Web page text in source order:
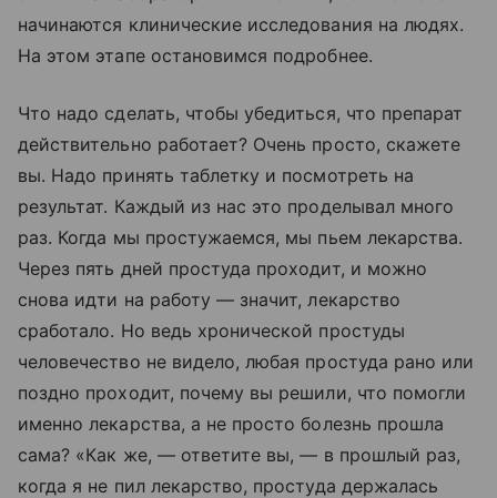
начинаются клинические исследования на людях.
На этом этапе остановимся подробнее.
Что надо сделать, чтобы убедиться, что препарат
действительно работает? Очень просто, скажете
вы. Надо принять таблетку и посмотреть на
результат. Каждый из нас это проделывал много
раз. Когда мы простужаемся, мы пьем лекарства.
Через пять дней простуда проходит, и можно
снова идти на работу — значит, лекарство
сработало. Но ведь хронической простуды
человечество не видело, любая простуда рано или
поздно проходит, почему вы решили, что помогли
именно лекарства, а не просто болезнь прошла
сама? «Как же, — ответите вы, — в прошлый раз,
когда я не пил лекарство, простуда держалась